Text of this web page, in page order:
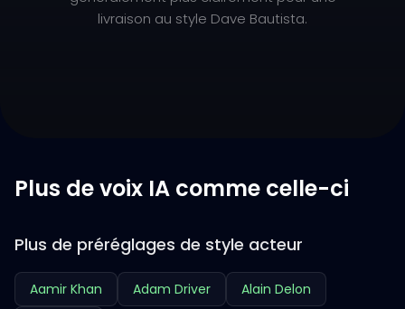
livraison au style Dave Bautista.
Plus de voix IA comme celle-ci
Plus de préréglages de style acteur
Aamir Khan Adam Driver
Alain Delon